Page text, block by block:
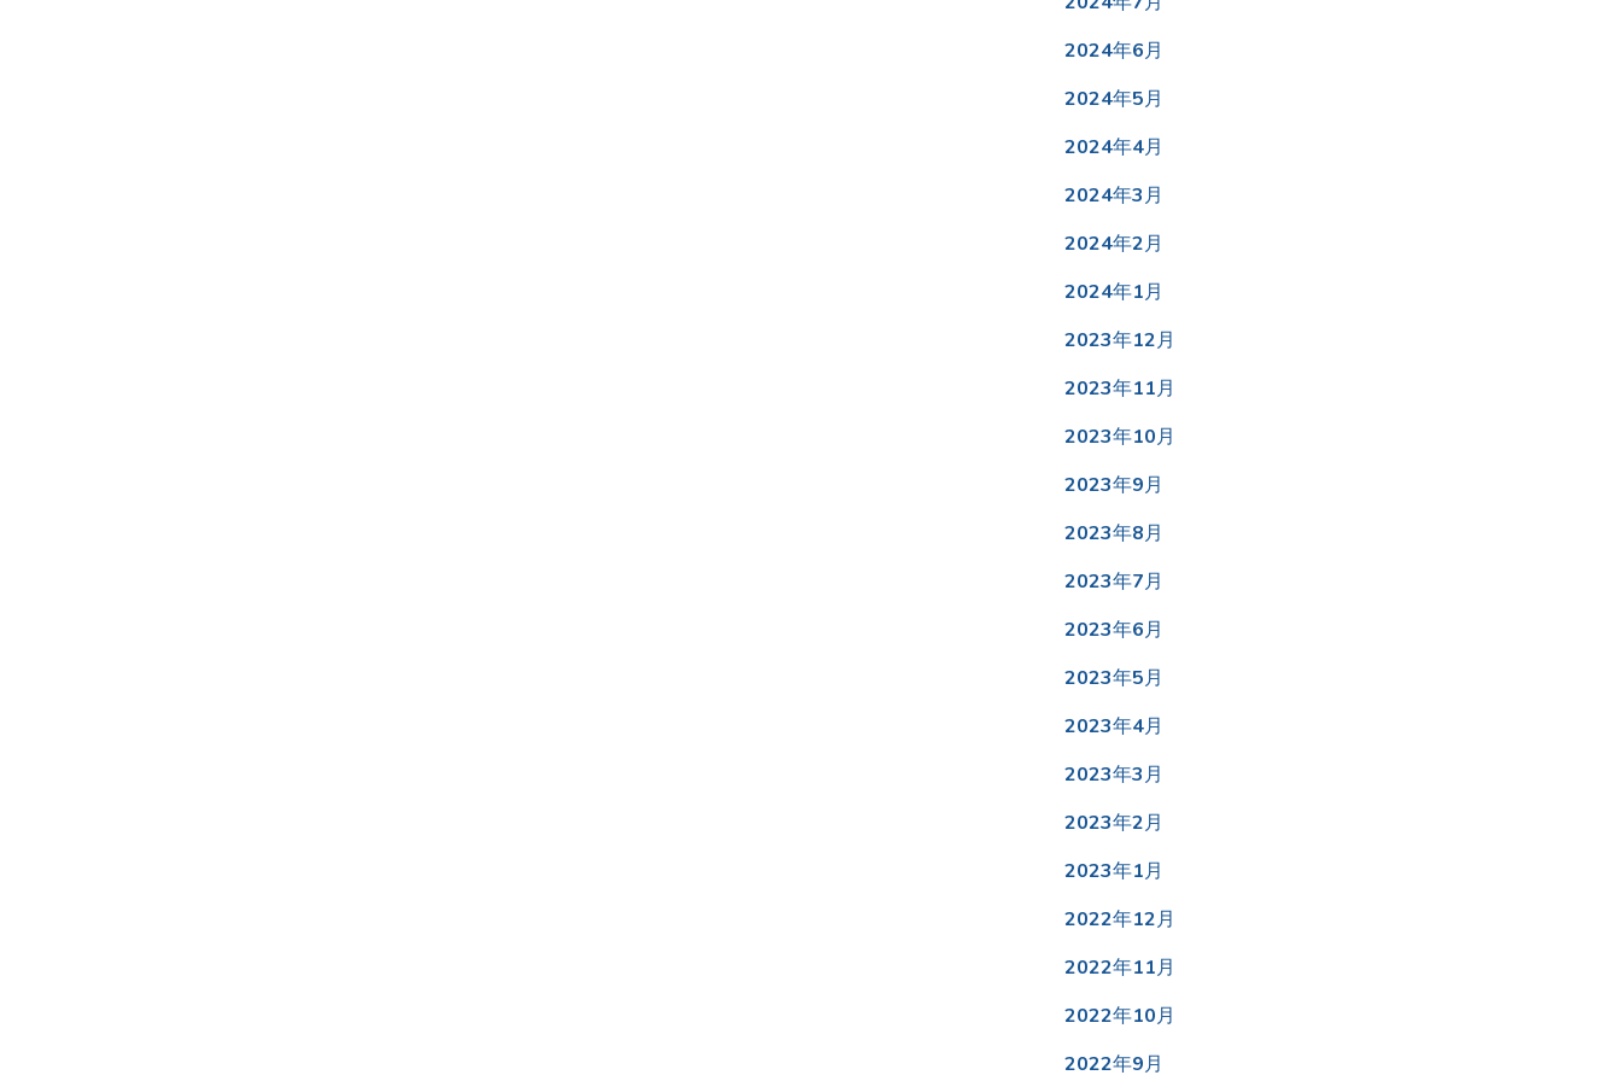
2024年6月
2024年5月
2024年4月
2024年3月
2024年2月
2024年1月
2023年12月
2023年11月
2023年10月
2023年9月
2023年8月
2023年7月
2023年6月
2023年5月
2023年4月
2023年3月
2023年2月
2023年1月
2022年12月
2022年11月
2022年10月
2022年9月